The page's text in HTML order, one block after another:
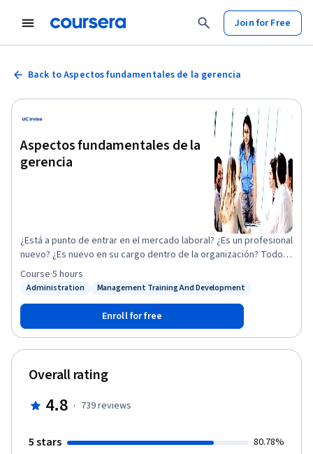
Join for Free
Back to Aspectos fundamentales de la gerencia
Aspectos fundamentales de la
gerencia
¿Está a punto de entrar en el mercado laboral? ¿Es un profesional
nuevo? ¿Es nuevo en su cargo dentro de la organización? Todos
los posibles empleados nuevos necesitan conocer los
principios, las funciones y las responsabilidades asociados a la
puede adquirir amplios conocimientos sobre las teorías y los
conceptos básicos de la gerencia, a la vez que estudia la función
operativa del gerente en todo tipo de organizaciones. Conozca
mejor la responsabilidad del gerente en cuanto a la planificación,
organización, liderazgo, contratación de personal y control en el
lugar de trabajo. Nunca es demasiado pronto para planificar su
mejores gerentes para lograr el éxito.
Administration
Status: Management Training And Development
Management Training And Development
Course·5 hours
Enroll for free
Overall rating
4.8 · 739reviews
5 stars 80.78%